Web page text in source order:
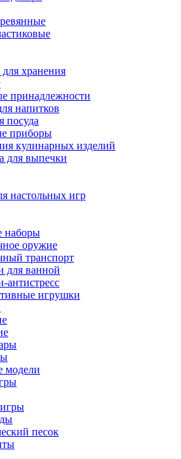
хранения
принадлежности
напитков
посуда
приборы
кулинарных изделий
для выпечки
настольных игр
наборы
оружие
транспорт
для ванной
антистресс
игрушки
модели
песок